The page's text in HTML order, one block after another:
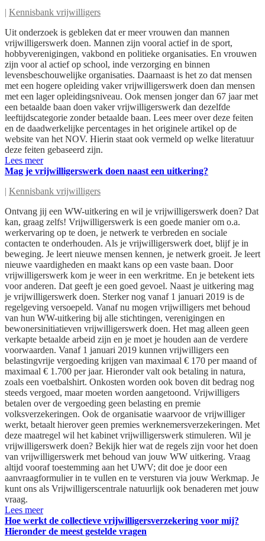
| Kennisbank vrijwilligers
Uit onderzoek is gebleken dat er meer vrouwen dan mannen
vrijwilligerswerk doen. Mannen zijn vooral actief in de sport,
hobbyverenigingen, vakbond en politieke organisaties. En vrouwen
zijn voor al actief op school, inde verzorging en binnen
levensbeschouwelijke organisaties. Daarnaast is het zo dat mensen
met een hogere opleiding vaker vrijwilligerswerk doen dan mensen
met een lager opleidingsniveau. Ook mensen jonger dan 67 jaar met
een betaalde baan doen vaker vrijwilligerswerk dan dezelfde
leeftijdscategorie zonder betaalde baan. Lees meer over deze feiten
en de daadwerkelijke percentages in het originele artikel op de
website van het NOV. Hierin staat ook vermeld op welke literatuur
deze feiten gebaseerd zijn.
Lees meer
Mag je vrijwilligerswerk doen naast een uitkering?
| Kennisbank vrijwilligers
Ontvang jij een WW-uitkering en wil je vrijwilligerswerk doen? Dat
kan, graag zelfs! Vrijwilligerswerk is een goede manier om o.a.
werkervaring op te doen, je netwerk te verbreden en sociale
contacten te onderhouden. Als je vrijwilligerswerk doet, blijf je in
beweging. Je leert nieuwe mensen kennen, je netwerk groeit. Je leert
nieuwe vaardigheden en maakt kans op een vaste baan. Door
vrijwilligerswerk kom je weer in een werkritme. En je betekent iets
voor anderen. Dat geeft je een goed gevoel. Naast je uitkering mag
je vrijwilligerswerk doen. Sterker nog vanaf 1 januari 2019 is de
regelgeving versoepeld. Vanaf nu mogen vrijwilligers met behoud
van hun WW-uitkering bij alle stichtingen, verenigingen en
bewonersinitiatieven vrijwilligerswerk doen. Het mag alleen geen
verkapte betaalde arbeid zijn en je moet je houden aan de verdere
voorwaarden. Vanaf 1 januari 2019 kunnen vrijwilligers een
belastingvrije vergoeding krijgen van maximaal € 170 per maand of
maximaal € 1.700 per jaar. Hieronder valt ook betaling in natura,
zoals een voetbalshirt. Onkosten worden ook boven dit bedrag nog
steeds vergoed, maar moeten worden aangetoond. Vrijwilligers
betalen over de vergoeding geen belasting en premie
volksverzekeringen. Ook de organisatie waarvoor de vrijwilliger
werkt, betaalt hierover geen premies werknemersverzekeringen. Met
deze maatregel wil het kabinet vrijwilligerswerk stimuleren. Wil je
vrijwilligerswerk doen? Bekijk hier wat de regels zijn voor het doen
van vrijwilligerswerk met behoud van jouw WW uitkering. Vraag
altijd vooraf toestemming aan het UWV; dit doe je door een
aanvraagformulier in te vullen en te versturen via jouw Werkmap. Je
kunt ons als Vrijwilligerscentrale natuurlijk ook benaderen met jouw
vraag.
Lees meer
Hoe werkt de collectieve vrijwilligersverzekering voor mij?
Hieronder de meest gestelde vragen